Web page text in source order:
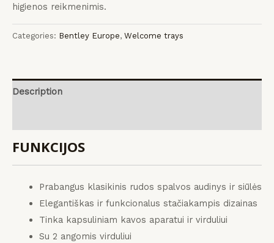
higienos reikmenimis.
Categories: Bentley Europe, Welcome trays
Description
FUNKCIJOS
Prabangus klasikinis rudos spalvos audinys ir siūlės
Elegantiškas ir funkcionalus stačiakampis dizainas
Tinka kapsuliniam kavos aparatui ir virduliui
Su 2 angomis virduliui